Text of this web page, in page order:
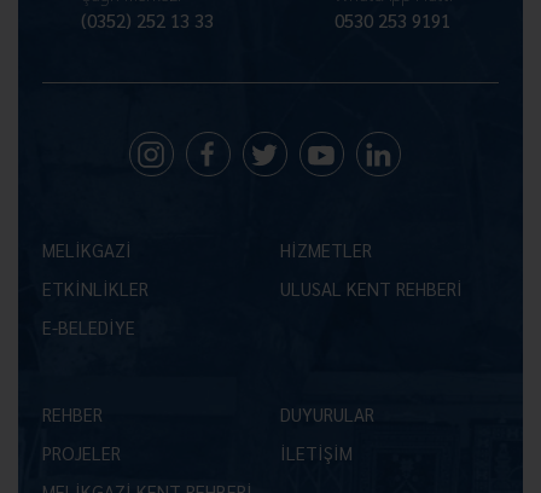
(0352) 252 13 33
0530 253 9191
MELİKGAZİ
HİZMETLER
ETKİNLİKLER
ULUSAL KENT REHBERİ
E-BELEDİYE
REHBER
DUYURULAR
PROJELER
İLETİŞİM